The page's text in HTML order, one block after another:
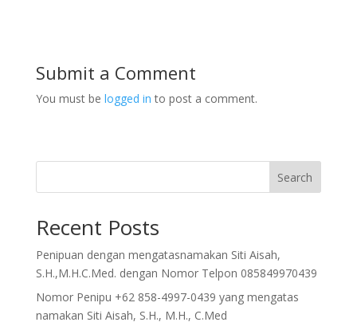
Submit a Comment
You must be logged in to post a comment.
Search
Recent Posts
Penipuan dengan mengatasnamakan Siti Aisah,
S.H.,M.H.C.Med. dengan Nomor Telpon 085849970439
Nomor Penipu +62 858-4997-0439 yang mengatas
namakan Siti Aisah, S.H., M.H., C.Med